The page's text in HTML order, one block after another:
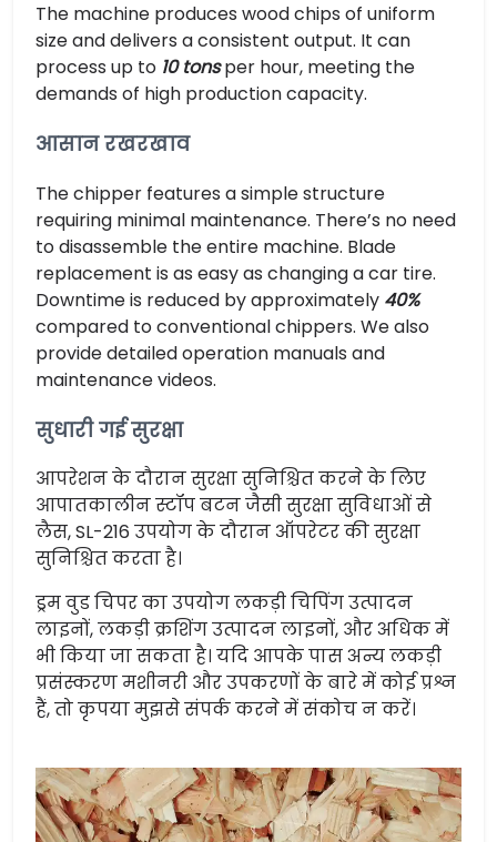
The machine produces wood chips of uniform
size and delivers a consistent output. It can
process up to 10 tonsper hour, meeting the
demands of high production capacity.
आसान रखरखाव
The chipper features a simple structure
requiring minimal maintenance. There’s no need
to disassemble the entire machine. Blade
replacement is as easy as changing a car tire.
Downtime is reduced by approximately 40%
compared to conventional chippers. We also
provide detailed operation manuals and
maintenance videos.
सुधारी गई सुरक्षा
आपरेशन के दौरान सुरक्षा सुनिश्चित करने के लिए
आपातकालीन स्टॉप बटन जैसी सुरक्षा सुविधाओं से
लैस, SL-216 उपयोग के दौरान ऑपरेटर की सुरक्षा
सुनिश्चित करता है।
ड्रम वुड चिपर का उपयोग लकड़ी चिपिंग उत्पादन
लाइनों, लकड़ी क्रशिंग उत्पादन लाइनों, और अधिक में
भी किया जा सकता है। यदि आपके पास अन्य लकड़ी
प्रसंस्करण मशीनरी और उपकरणों के बारे में कोई प्रश्न
हैं, तो कृपया मुझसे संपर्क करने में संकोच न करें।